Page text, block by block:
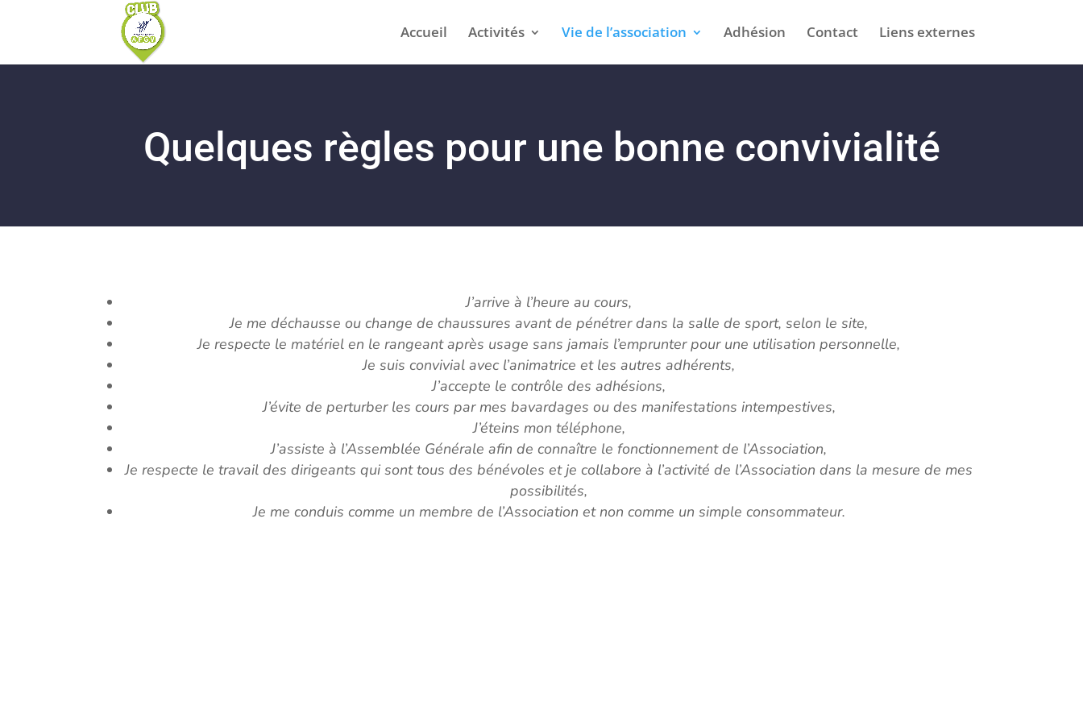
Accueil Activités Vie de l’association Adhésion Contact Liens externes
Quelques règles pour une bonne convivialité
J’arrive à l’heure au cours,
Je me déchausse ou change de chaussures avant de pénétrer dans la salle de sport, selon le site,
Je respecte le matériel en le rangeant après usage sans jamais l’emprunter pour une utilisation personnelle,
Je suis convivial avec l’animatrice et les autres adhérents,
J’accepte le contrôle des adhésions,
J’évite de perturber les cours par mes bavardages ou des manifestations intempestives,
J’éteins mon téléphone,
J’assiste à l’Assemblée Générale afin de connaître le fonctionnement de l’Association,
Je respecte le travail des dirigeants qui sont tous des bénévoles et je collabore à l’activité de l’Association dans la mesure de mes
possibilités,
Je me conduis comme un membre de l’Association et non comme un simple consommateur.